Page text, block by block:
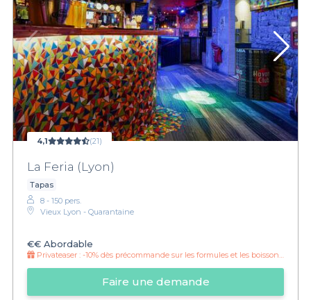
4,1 (21)
La Feria (Lyon)
Tapas
8 - 150 pers.
Vieux Lyon - Quarantaine
€€ Abordable
Privateaser : -10% dès précommande sur les formules et les boissons !
Faire une demande